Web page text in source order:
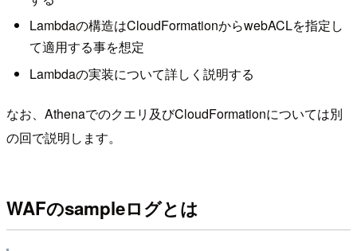
Lambdaの構造はCloudFormationからwebACLを指定し
て適用する事を想定
Lambdaの実装について詳しく説明する
なお、Athenaでのクエリ及びCloudFormationについては別
の回で説明します。
WAFのsampleログとは